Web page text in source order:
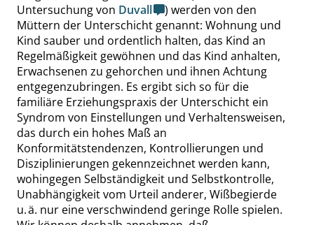
Untersuchung von Duvall
) werden von den
Müttern der Unterschicht genannt: Wohnung und
Kind sauber und ordentlich halten, das Kind an
Regelmäßigkeit gewöhnen und das Kind anhalten,
Erwachsenen zu gehorchen und ihnen Achtung
entgegenzubringen. Es ergibt sich so für die
familiäre Erziehungspraxis der Unterschicht ein
Syndrom von Einstellungen und Verhaltensweisen,
das durch ein hohes Maß an
Konformitätstendenzen, Kontrollierungen und
Disziplinierungen gekennzeichnet werden kann,
wohingegen Selbständigkeit und Selbstkontrolle,
Unabhängigkeit vom Urteil anderer, Wißbegierde
u. ä. nur eine verschwindend geringe Rollespielen.